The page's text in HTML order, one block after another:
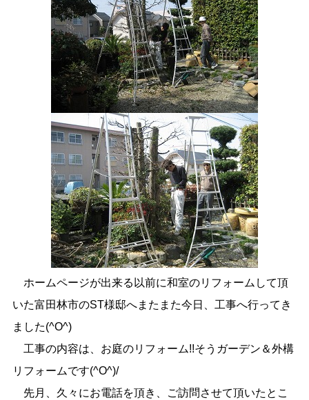
ホームページが出来る以前に和室のリフォームして頂
いた富田林市のST様邸へまたまた今日、工事へ行ってき
ました(^O^)
工事の内容は、お庭のリフォーム!!そうガーデン＆外構
リフォームです(^O^)/
先月、久々にお電話を頂き、ご訪問させて頂いたとこ